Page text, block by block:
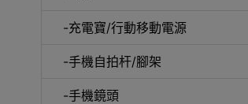
-充電寶/行動移動電源
-手機自拍杆/腳架
-手機鏡頭